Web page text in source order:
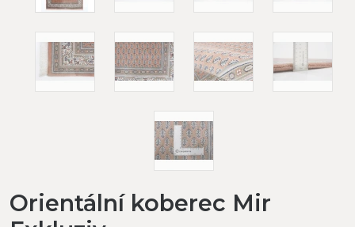
Orientální koberec Mir